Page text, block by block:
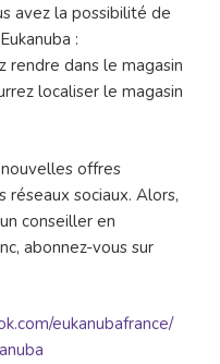
avez la possibilité de
:
rendre dans le magasin
localiser le magasin
offres
réseaux sociaux. Alors,
conseiller en
abonnez-vous sur
eukanubafrance/